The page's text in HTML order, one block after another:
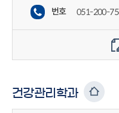
번호
051-200-
건강관리학과